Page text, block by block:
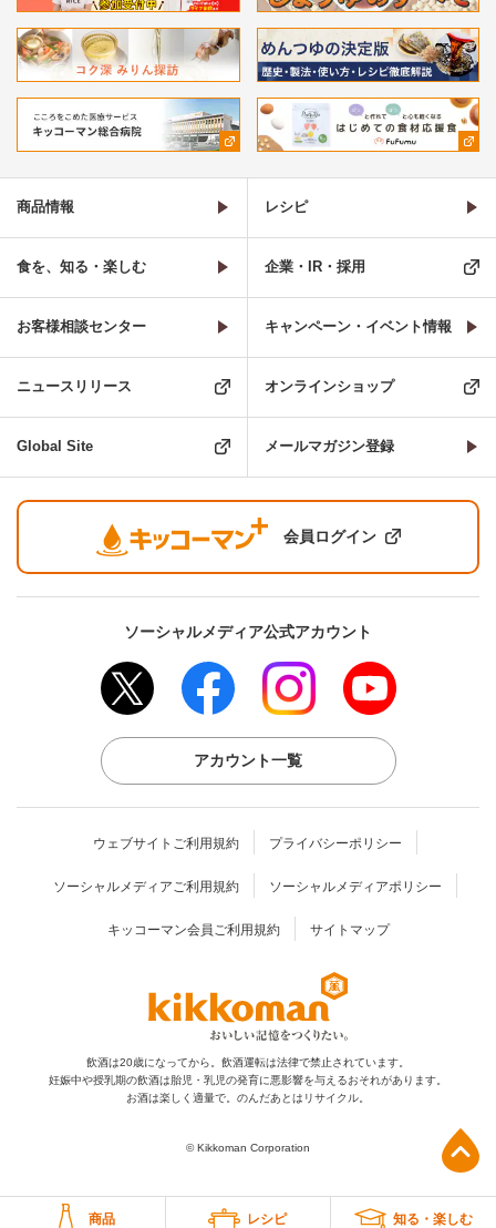
商品 レシピ 知る・楽しむ
商品情報 レシピ
食を、知る・楽しむ 企業・IR・採用
お客様相談センター キャンペーン・イベント情報
ニュースリリース オンラインショップ
Global Site メールマガジン登録
会員ログイン
ソーシャルメディア公式アカウント
アカウント一覧
ウェブサイトご利用規約 プライバシーポリシー
ソーシャルメディアご利用規約 ソーシャルメディアポリシー
キッコーマン会員ご利用規約 サイトマップ
飲酒は20歳になってから。飲酒運転は法律で禁止されています。
妊娠中や授乳期の飲酒は胎児・乳児の発育に悪影響を与えるおそれがあります。
お酒は楽しく適量で。のんだあとはリサイクル。
© Kikkoman Corporation